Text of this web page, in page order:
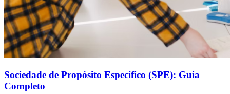
Sociedade de Propósito Específico (SPE): Guia
Completo